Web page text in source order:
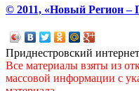
© 2011, «Новый Регион –
Приднестровский
Все материалы взяты из
массовой информации с